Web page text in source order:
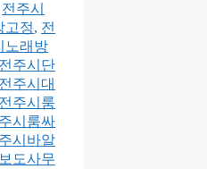
전주시
고정, 전
노래방
전주시단
전주시대
전주시룸
시룸싸
시바알
도사무